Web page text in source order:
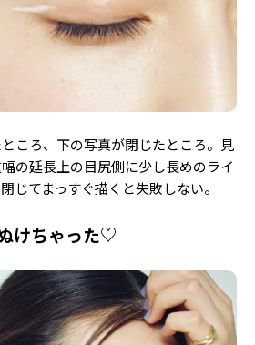
ころ、下の写真が閉じたところ。見
の延長上の目尻側に少し長めのライ
じてまっすぐ描くと失敗しない。
けちゃった♡